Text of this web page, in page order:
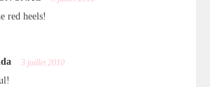
red heels!
3 juillet 2010